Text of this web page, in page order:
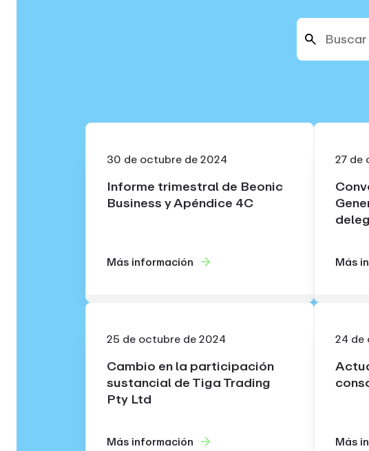
30 de octubre de 2024
Informe trimestral de Beonic
Business y Apéndice 4C
Más información
27 de
Más
25 de octubre de 2024
Cambio en la participación
sustancial de Tiga Trading
Pty Ltd
Más información
24 de
Más